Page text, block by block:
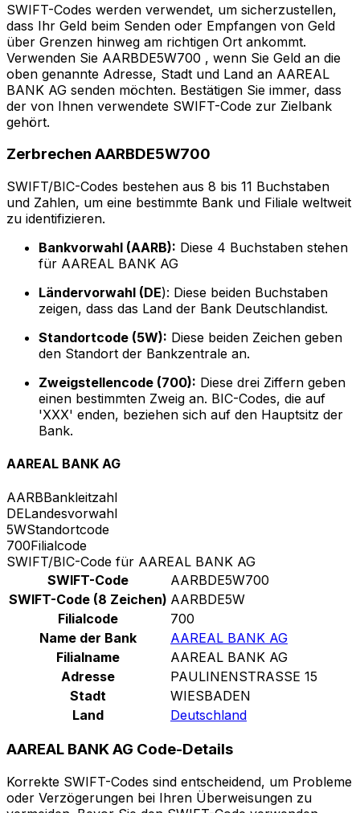
SWIFT-Codes werden verwendet, um sicherzustellen,
dass Ihr Geld beim Senden oder Empfangen von Geld
über Grenzen hinweg am richtigen Ort ankommt.
Verwenden Sie AARBDE5W700 , wenn Sie Geld an die
oben genannte Adresse, Stadt und Land an AAREAL
BANK AG senden möchten. Bestätigen Sie immer, dass
der von Ihnen verwendete SWIFT-Code zur Zielbank
gehört.
Zerbrechen AARBDE5W700
SWIFT/BIC-Codes bestehen aus 8 bis 11 Buchstaben
und Zahlen, um eine bestimmte Bank und Filiale weltweit
zu identifizieren.
Bankvorwahl (AARB): Diese 4 Buchstaben stehen
für AAREAL BANK AG
Ländervorwahl (DE): Diese beiden Buchstaben
zeigen, dass das Land der Bank Deutschlandist.
Standortcode (5W): Diese beiden Zeichen geben
den Standort der Bankzentrale an.
Zweigstellencode (700): Diese drei Ziffern geben
einen bestimmten Zweig an. BIC-Codes, die auf
'XXX' enden, beziehen sich auf den Hauptsitz der
Bank.
AAREAL BANK AG
AARBBankleitzahl
DELandesvorwahl
5WStandortcode
700Filialcode
SWIFT/BIC-Code für AAREAL BANK AG
SWIFT-Code
AARBDE5W700
SWIFT-Code (8 Zeichen) AARBDE5W
Filialcode
700
Name der Bank
AAREAL BANK AG
Filialname
AAREAL BANK AG
Adresse
PAULINENSTRASSE 15
Stadt
WIESBADEN
Land
Deutschland
AAREAL BANK AG Code-Details
Korrekte SWIFT-Codes sind entscheidend, um Probleme
oder Verzögerungen bei Ihren Überweisungen zu